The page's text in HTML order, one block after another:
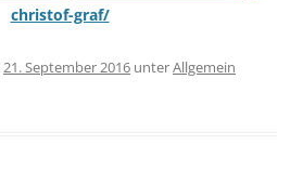
christof-graf/
21. September 2016 unterAllgemein